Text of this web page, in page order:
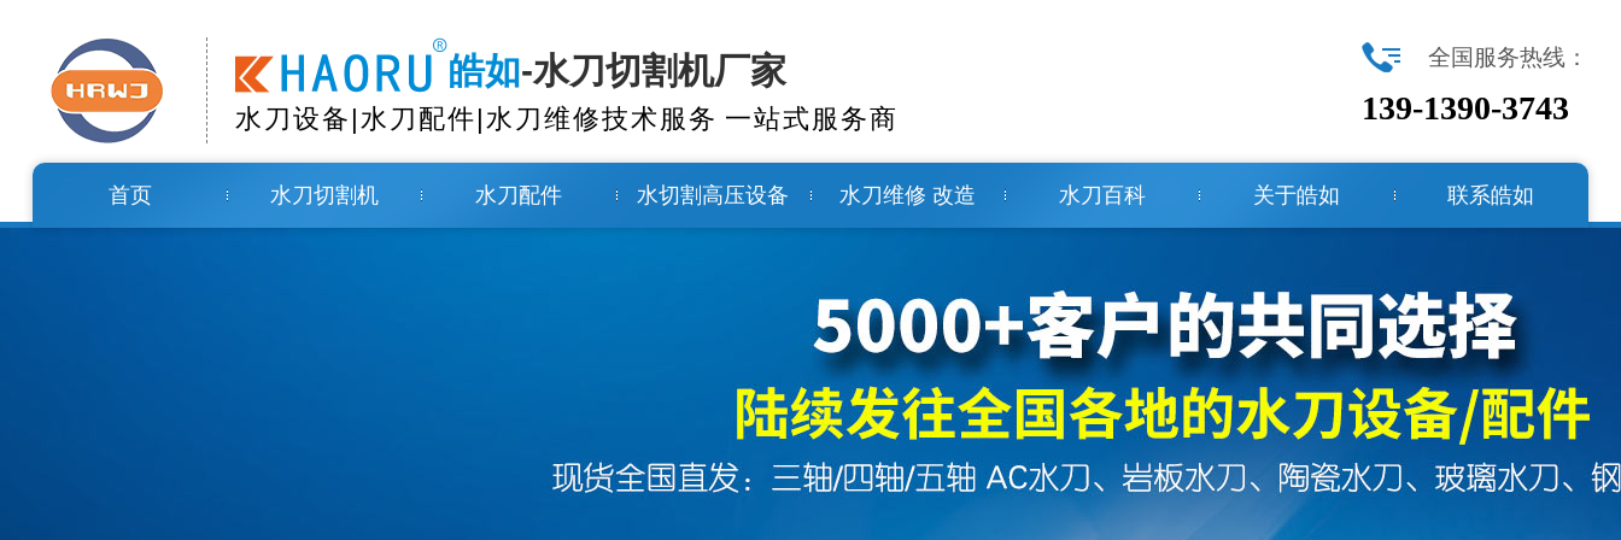
皓如-水刀切割机厂家
水刀设备|水刀配件|水刀维修技术服务 一站式服务商
全国服务热线：
139-1390-3743
首页 水刀切割机 水刀配件 水切割高压设备 水刀维修 改造 水刀百科 关于皓如 联系皓如